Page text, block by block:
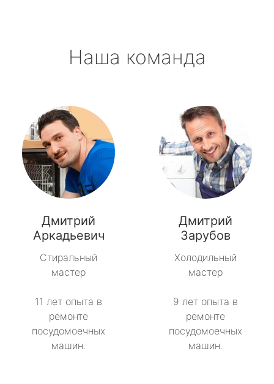
Наша команда
Дмитрий
Аркадьевич
Стиральный
мастер
11 лет опыта в
ремонте
посудомоечных
машин.
Дмитрий
Зарубов
Холодильный
мастер
9 лет опыта в
ремонте
посудомоечных
машин.